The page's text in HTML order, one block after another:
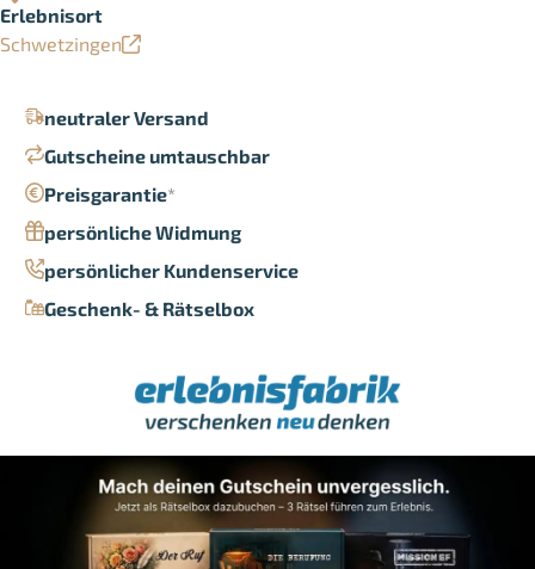
neutraler Versand
Gutscheine umtauschbar
Preisgarantie*
persönliche Widmung
persönlicher Kundenservice
Geschenk- & Rätselbox
Erlebnisort
Schwetzingen